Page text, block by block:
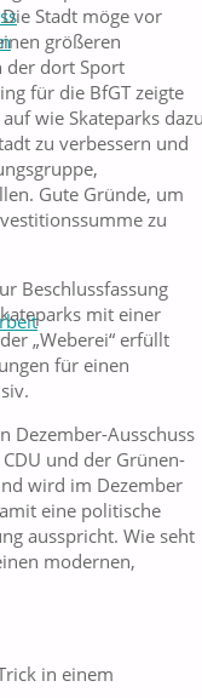
Stadt möge vor
größeren
der dort Sport
für die BfGT zeigte
wie Skateparks
zu verbessern und
Gute Gründe, um
zu
Beschlussfassung
mit einer
„Weberei“ erfüllt
für einen
Dezember-Ausschuss
und der Grünen-
wird im Dezember
eine politische
ausspricht. Wie seht
modernen,